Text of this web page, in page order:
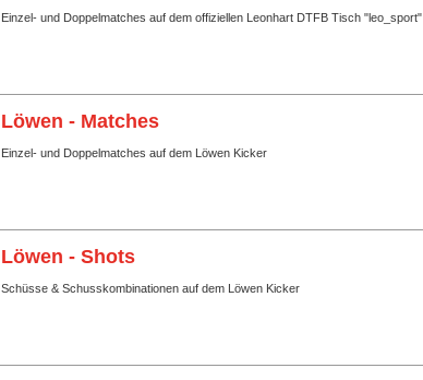
Einzel- und Doppelmatches auf dem offiziellen Leonhart DTFB Tisch "leo_sport"
Löwen - Matches
Einzel- und Doppelmatches auf dem Löwen Kicker
Löwen - Shots
Schüsse & Schusskombinationen auf dem Löwen Kicker